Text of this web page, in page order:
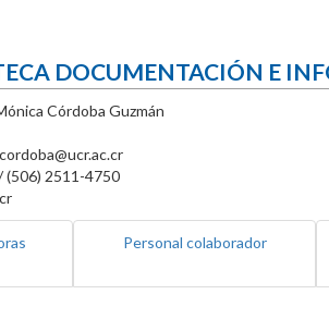
DOCUMENTACIÓN E
Córdoba Guzmán
(506) 2511-4750
Personal colaborador